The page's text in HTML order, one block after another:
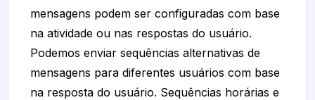
mensagens podem ser configuradas com base
na atividade ou nas respostas do usuário.
Podemos enviar sequências alternativas de
mensagens para diferentes usuários com base
na resposta do usuário. Sequências horárias e